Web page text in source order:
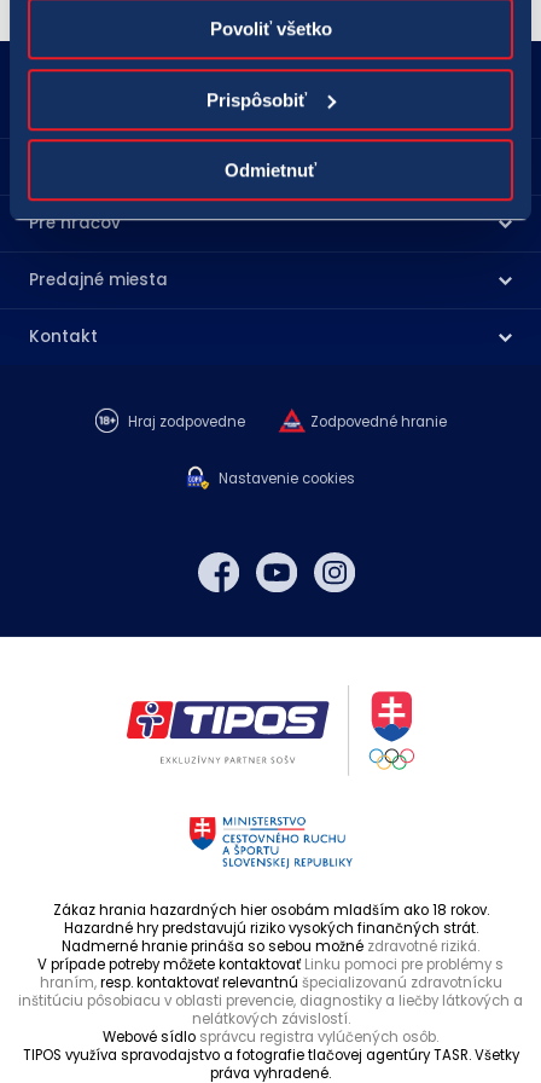
Povoliť všetko
Prispôsobiť
Odmietnuť
podnety@tipos.sk
Pre hráčov
Predajné miesta
Kontakt
Hraj zodpovedne Zodpovedné hranie
Nastavenie cookies
Zákaz hrania hazardných hier osobám mladším ako 18 rokov.
Hazardné hry predstavujú riziko vysokých finančných strát.
Nadmerné hranie prináša so sebou možné zdravotné riziká.
V prípade potreby môžete kontaktovaťLinku pomoci pre problémy s
hraním,resp. kontaktovať relevantnú špecializovanú zdravotnícku
inštitúciu pôsobiacu v oblasti prevencie, diagnostiky a liečby látkových a
nelátkových závislostí.
Webové sídlo správcu registra vylúčených osôb.
TIPOS využíva spravodajstvo a fotografie tlačovej agentúry TASR. Všetky
práva vyhradené.